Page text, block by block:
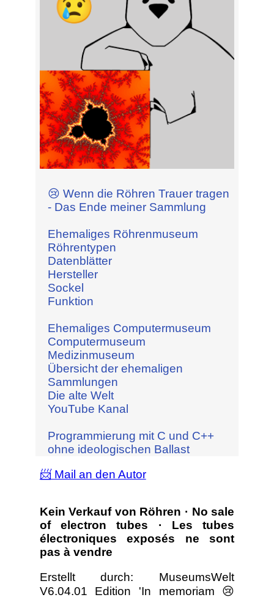
😢 Wenn die Röhren Trauer tragen
- Das Ende meiner Sammlung
Ehemaliges Röhrenmuseum
Röhrentypen
Datenblätter
Hersteller
Sockel
Funktion
Ehemaliges Computermuseum
Computermuseum
Medizinmuseum
Übersicht der ehemaligen
Sammlungen
Die alte Welt
YouTube Kanal
Programmierung mit C und C++
ohne ideologischen Ballast
📨 Mail an den Autor
Kein Verkauf von Röhren · No sale
of electron tubes · Les tubes
électroniques exposés ne sont
pas à vendre
Erstellt durch: MuseumsWelt
V6.04.01 Edition 'In memoriam 😢